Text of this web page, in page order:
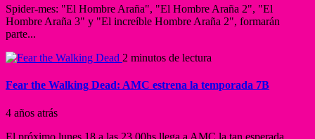
Spider-mes: "El Hombre Araña", "El Hombre Araña 2", "El
Hombre Araña 3" y "El increíble Hombre Araña 2", formarán
parte...
2 minutos de lectura
Fear the Walking Dead: AMC estrena la temporada 7B
4 años atrás
El próximo lunes 18 a las 23.00hs llega a AMC la tan esperada